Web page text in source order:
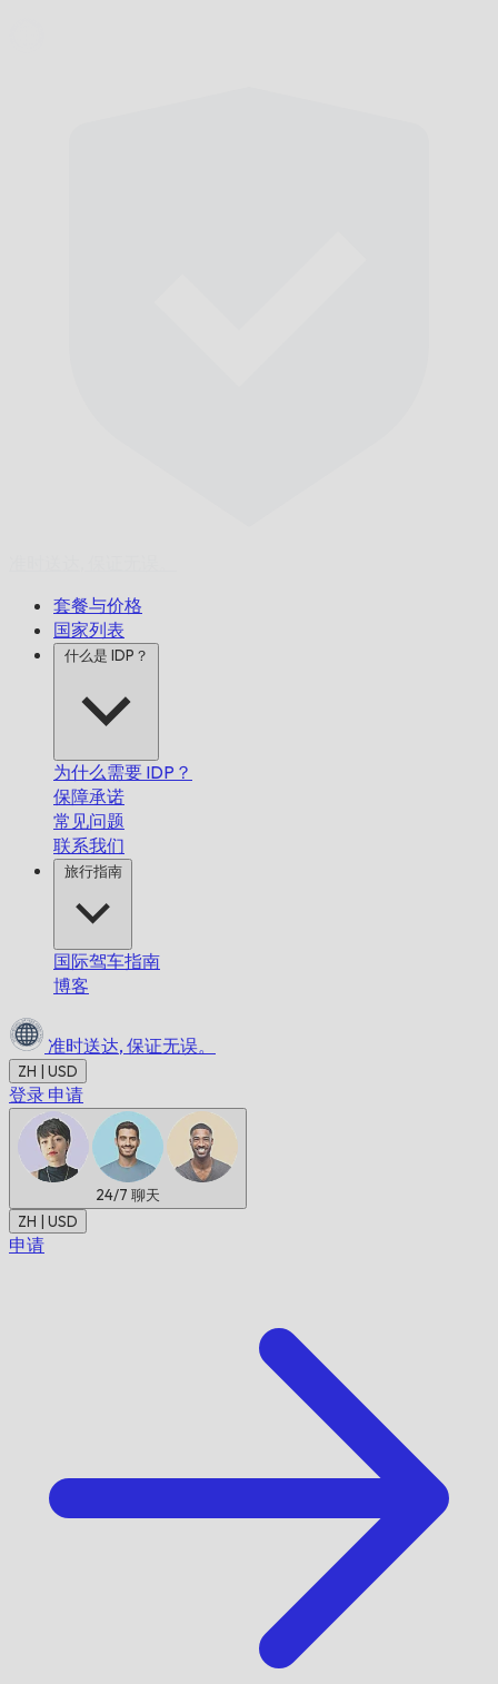
套餐与价格
国家列表
什么是 IDP？
为什么需要 IDP？
保障承诺
常见问题
联系我们
旅行指南
国际驾车指南
博客
准时送达, 保证无误。
ZH | USD
登录 申请
24/7 聊天
ZH | USD
申请